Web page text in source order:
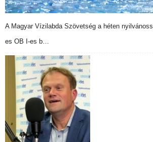
A Magyar Vízilabda Szövetség a héten
es OB I-es b…